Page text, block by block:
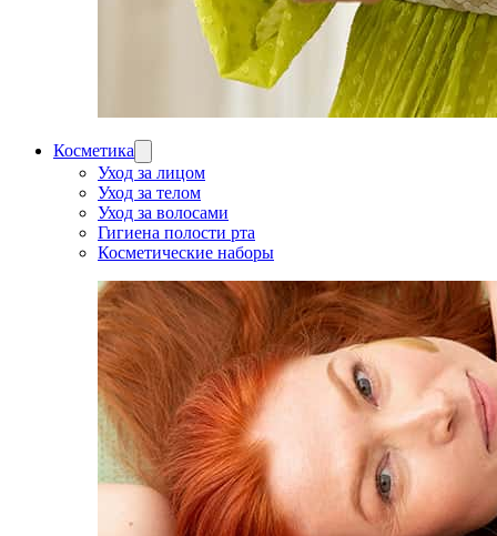
Косметика
Уход за лицом
Уход за телом
Уход за волосами
Гигиена полости рта
Косметические наборы